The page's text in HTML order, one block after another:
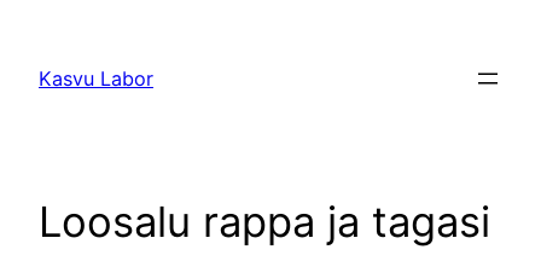
juurde
Kasvu Labor
Loosalu rappa ja tagasi